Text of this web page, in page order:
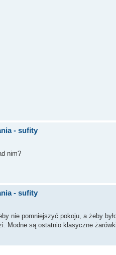
- sufity
nim?
- sufity
nie pomniejszyć pokoju, a żeby
Modne są ostatnio klasyczne